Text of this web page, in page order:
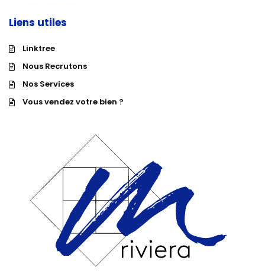
Liens utiles
Linktree
Nous Recrutons
Nos Services
Vous vendez votre bien ?